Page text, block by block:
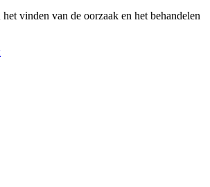
vinden van de oorzaak en het behandelen